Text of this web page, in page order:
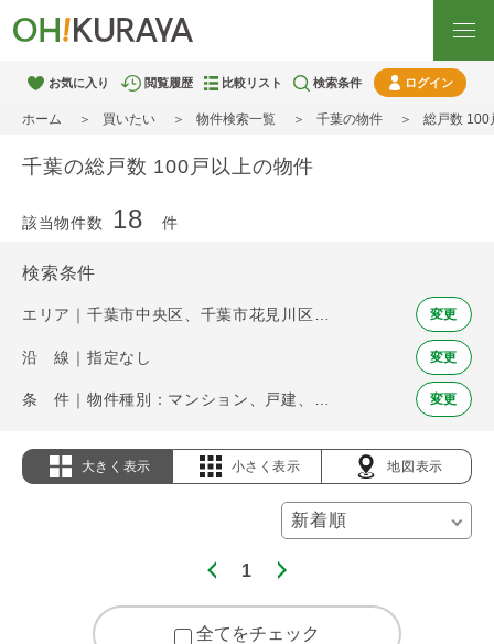
お気に入り 閲覧履歴 比較リスト 検索条件 ログイン
ホーム 買いたい 物件検索一覧 千葉の物件 総戸数 100
千葉の総戸数 100戸以上の物件
該当物件数 18 件
検索条件
エリア｜千葉市中央区、千葉市花見川区、千葉市稲毛区、千葉市若葉区、千葉市緑区、千葉市美浜区、市川市、船橋市、松戸市、習志野市、柏市、流山市、浦安市、印西市 変更
沿 線｜指定なし 変更
変更
大きく表示 小さく表示 地図表示
1
全てをチェック